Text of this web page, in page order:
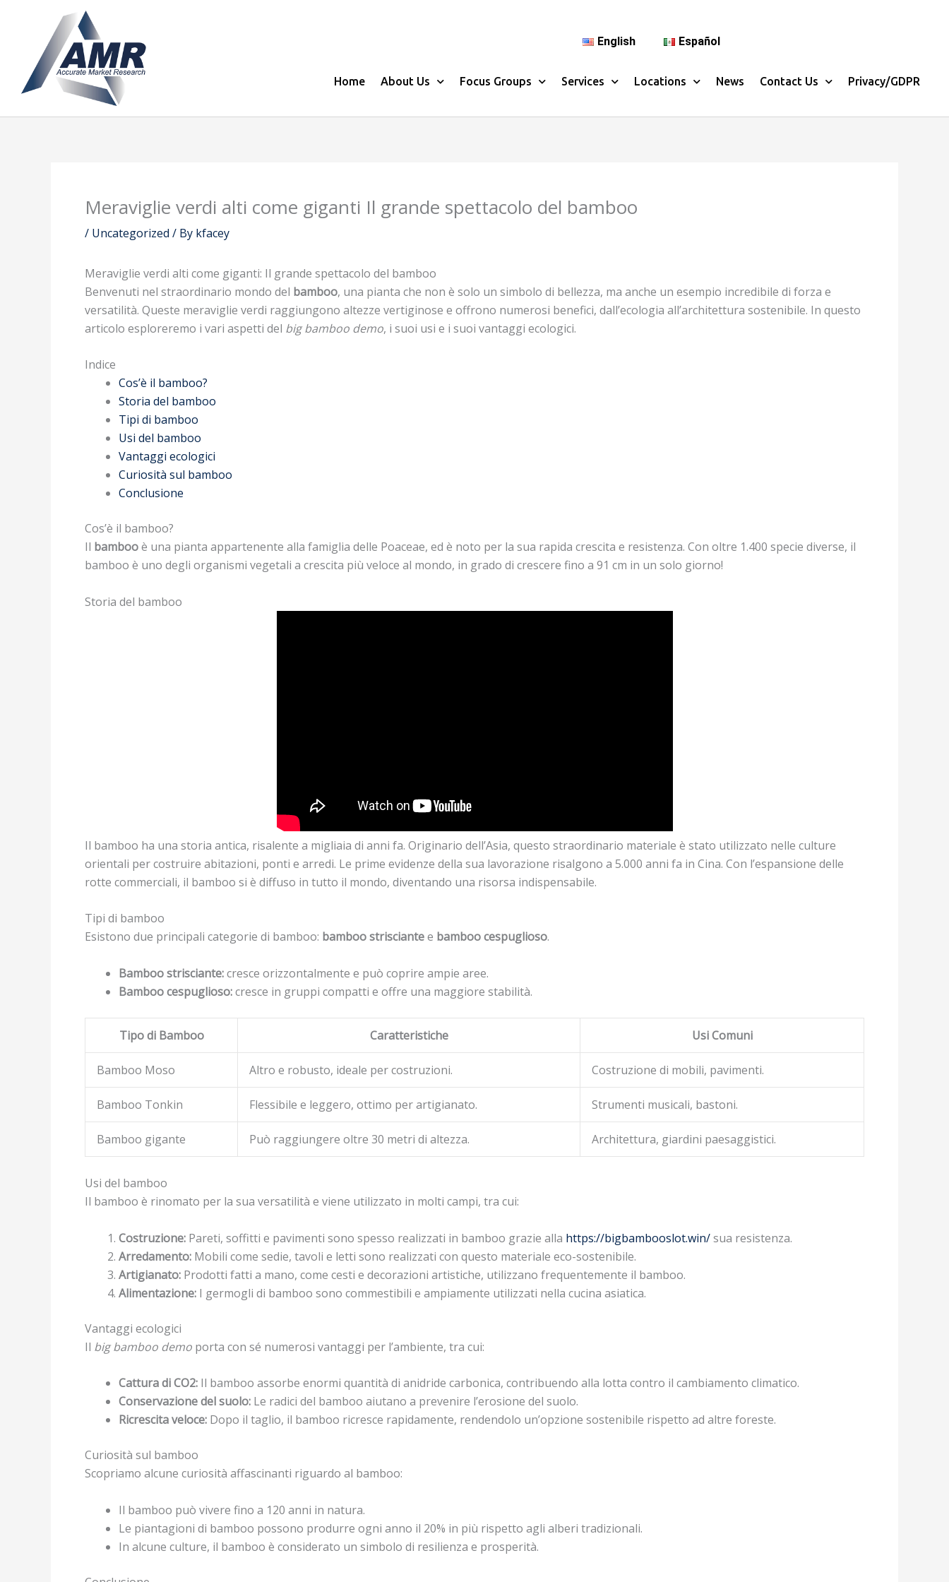
English Español
Home About Us Focus Groups Services Locations News Contact Us Privacy/GDPR
Meraviglie verdi alti come giganti Il grande spettacolo del bamboo
/ Uncategorized / By kfacey
Meraviglie verdi alti come giganti: Il grande spettacolo del bamboo
Benvenuti nel straordinario mondo del bamboo, una pianta che non è solo un simbolo di bellezza, ma anche un esempio incredibile di forza e
versatilità. Queste meraviglie verdi raggiungono altezze vertiginose e offrono numerosi benefici, dall’ecologia all’architettura sostenibile. In questo
articolo esploreremo i vari aspetti del big bamboo demo, i suoi usi e i suoi vantaggi ecologici.
Indice
Cos’è il bamboo?
Storia del bamboo
Tipi di bamboo
Usi del bamboo
Vantaggi ecologici
Curiosità sul bamboo
Conclusione
Cos’è il bamboo?
Il bambooè una pianta appartenente alla famiglia delle Poaceae, ed è noto per la sua rapida crescita e resistenza. Con oltre 1.400 specie diverse, il
bamboo è uno degli organismi vegetali a crescita più veloce al mondo, in grado di crescere fino a 91 cm in un solo giorno!
Storia del bamboo
Il bamboo ha una storia antica, risalente a migliaia di anni fa. Originario dell’Asia, questo straordinario materiale è stato utilizzato nelle culture
orientali per costruire abitazioni, ponti e arredi. Le prime evidenze della sua lavorazione risalgono a 5.000 anni fa in Cina. Con l’espansione delle
rotte commerciali, il bamboo si è diffuso in tutto il mondo, diventando una risorsa indispensabile.
Tipi di bamboo
Esistono due principali categorie di bamboo: bamboo strisciantee bamboo cespuglioso.
Bamboo strisciante:cresce orizzontalmente e può coprire ampie aree.
Bamboo cespuglioso:cresce in gruppi compatti e offre una maggiore stabilità.
Tipo di Bamboo Caratteristiche Usi Comuni
Bamboo Moso Altro e robusto, ideale per costruzioni. Costruzione di mobili, pavimenti.
Bamboo Tonkin Flessibile e leggero, ottimo per artigianato. Strumenti musicali, bastoni.
Bamboo gigante Può raggiungere oltre 30 metri di altezza. Architettura, giardini paesaggistici.
Usi del bamboo
Il bamboo è rinomato per la sua versatilità e viene utilizzato in molti campi, tra cui:
Costruzione: Pareti, soffitti e pavimenti sono spesso realizzati in bamboo grazie alla https://bigbambooslot.win/sua resistenza.
Arredamento: Mobili come sedie, tavoli e letti sono realizzati con questo materiale eco-sostenibile.
Artigianato: Prodotti fatti a mano, come cesti e decorazioni artistiche, utilizzano frequentemente il bamboo.
Alimentazione: I germogli di bamboo sono commestibili e ampiamente utilizzati nella cucina asiatica.
Vantaggi ecologici
Il big bamboo demo porta con sé numerosi vantaggi per l’ambiente, tra cui:
Cattura di CO2: Il bamboo assorbe enormi quantità di anidride carbonica, contribuendo alla lotta contro il cambiamento climatico.
Conservazione del suolo: Le radici del bamboo aiutano a prevenire l’erosione del suolo.
Ricrescita veloce: Dopo il taglio, il bamboo ricresce rapidamente, rendendolo un’opzione sostenibile rispetto ad altre foreste.
Curiosità sul bamboo
Scopriamo alcune curiosità affascinanti riguardo al bamboo:
Il bamboo può vivere fino a 120 anni in natura.
Le piantagioni di bamboo possono produrre ogni anno il 20% in più rispetto agli alberi tradizionali.
In alcune culture, il bamboo è considerato un simbolo di resilienza e prosperità.